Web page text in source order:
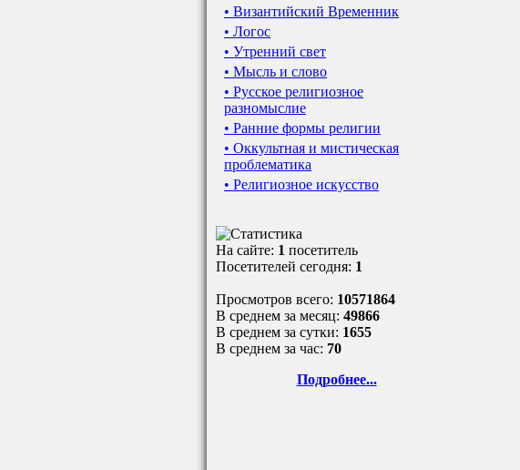
• Византийский Временник
• Логос
• Утренний свет
• Мысль и слово
• Русское религиозное
разномыслие
• Ранние формы религии
• Оккультная и мистическая
проблематика
• Религиозное искусство
На сайте: 1 посетитель
Посетителей сегодня: 1
Просмотров всего: 10571864
В среднем за месяц: 49866
В среднем за сутки: 1655
В среднем за час: 70
Подробнее...